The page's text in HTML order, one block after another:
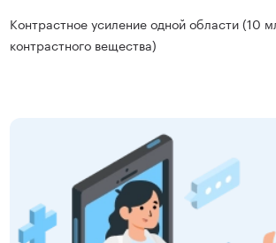
Записаться
Сокольники
ВДНХ
Контрастное усиление одной области (10
контрастного вещества)
Записаться